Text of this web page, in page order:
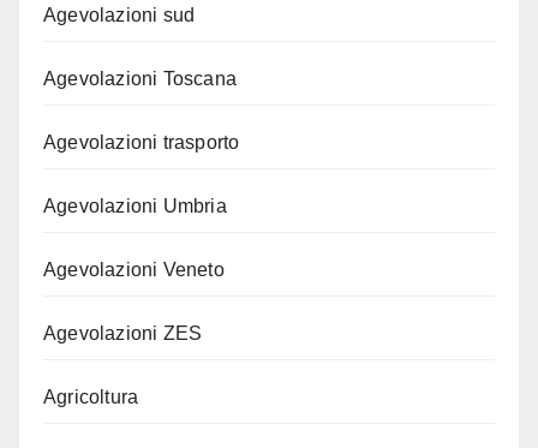
Agevolazioni sud
Agevolazioni Toscana
Agevolazioni trasporto
Agevolazioni Umbria
Agevolazioni Veneto
Agevolazioni ZES
Agricoltura